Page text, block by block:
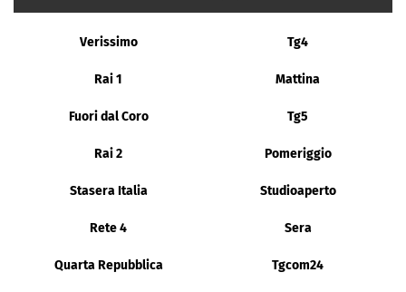
Verissimo Tg4
Rai 1 Mattina
Fuori dal Coro Tg5
Rai 2 Pomeriggio
Stasera Italia Studioaperto
Rete 4 Sera
Quarta Repubblica Tgcom24